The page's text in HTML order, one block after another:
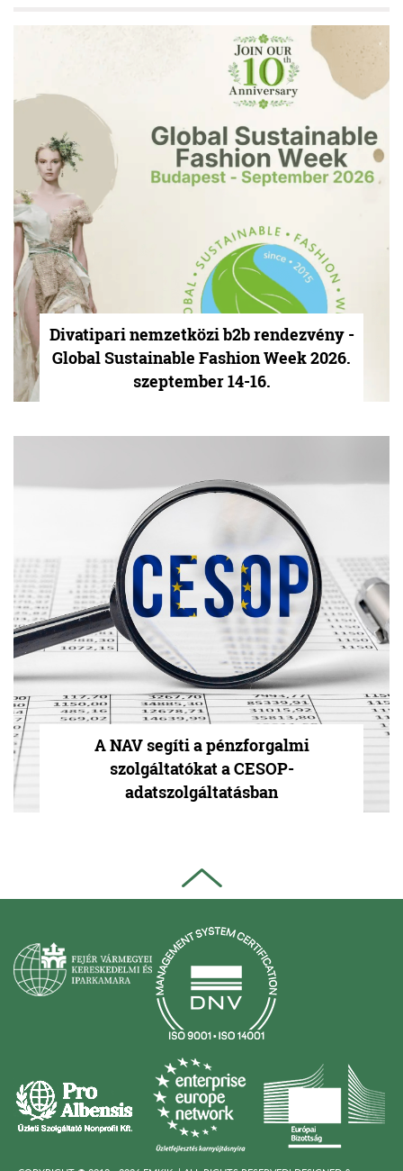
Divatipari nemzetközi b2b rendezvény -
Global Sustainable Fashion Week 2026.
szeptember 14-16.
A NAV segíti a pénzforgalmi
szolgáltatókat a CESOP-
adatszolgáltatásban